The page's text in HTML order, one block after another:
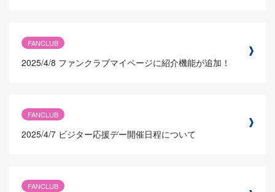
FANCLUB
2025/4/8 ファンクラブマイページに紹介機能が追加！
FANCLUB
2025/4/7 ビジター応援デー開催日程について
FANCLUB